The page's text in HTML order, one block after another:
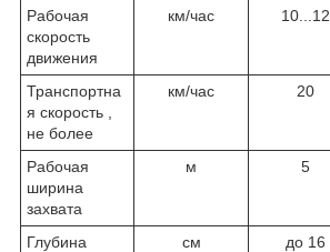
Рабочая
скорость
движения
км/час 10...12
Транспортна
я скорость ,
не более
км/час 20
Рабочая
ширина
захвата
м 5
Глубина
см до 16